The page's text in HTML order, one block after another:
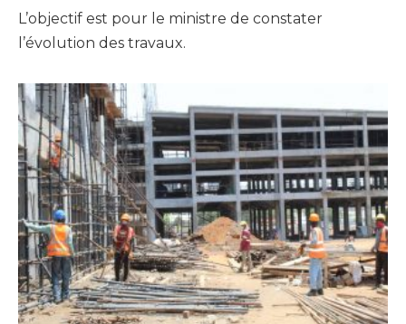
L’objectif est pour le ministre de constater
l’évolution des travaux.